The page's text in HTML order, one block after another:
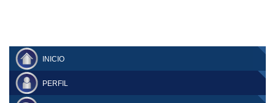
INICIO
PERFIL